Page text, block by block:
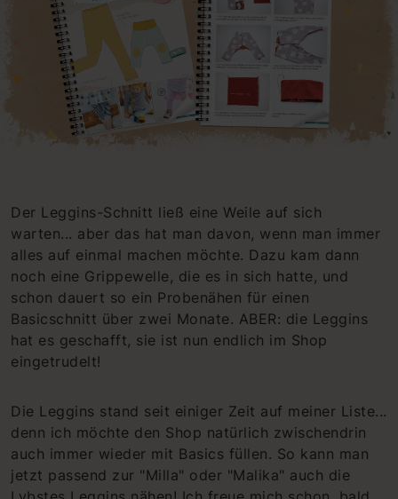
Der Leggins-Schnitt ließ eine Weile auf sich
warten... aber das hat man davon, wenn man immer
alles auf einmal machen möchte. Dazu kam dann
noch eine Grippewelle, die es in sich hatte, und
schon dauert so ein Probenähen für einen
Basicschnitt über zwei Monate. ABER: die Leggins
hat es geschafft, sie ist nun endlich im Shop
eingetrudelt!
Die Leggins stand seit einiger Zeit auf meiner Liste...
denn ich möchte den Shop natürlich zwischendrin
auch immer wieder mit Basics füllen. So kann man
jetzt passend zur "Milla" oder "Malika" auch die